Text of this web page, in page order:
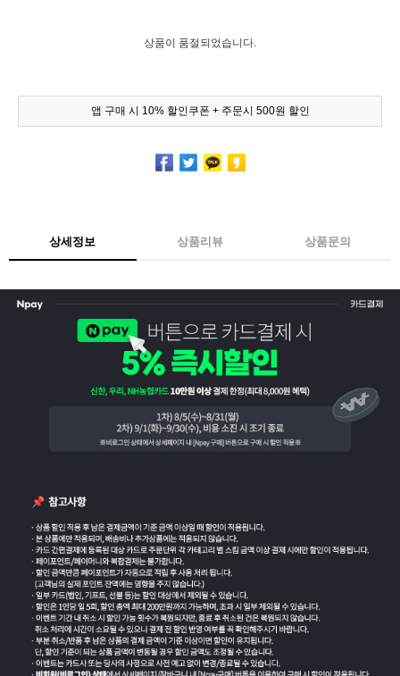
상품이 품절되었습니다.
앱 구매 시 10% 할인쿠폰 + 주문시 500원 할인
상세정보 상품리뷰 상품문의